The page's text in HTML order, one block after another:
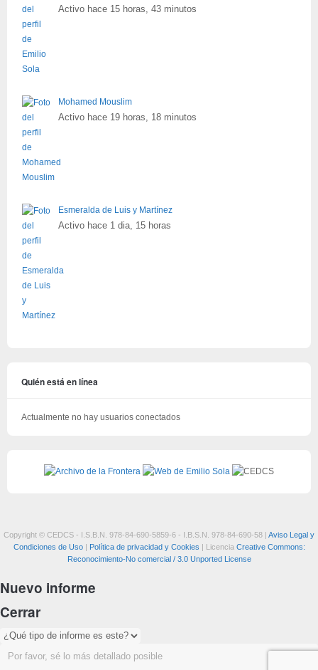
Activo hace 15 horas, 43 minutos
Mohamed Mouslim
Activo hace 19 horas, 18 minutos
Esmeralda de Luis y Martínez
Activo hace 1 dia, 15 horas
Quién está en línea
Actualmente no hay usuarios conectados
Copyright © CEDCS - I.S.B.N. 978-84-690-5859-6 - I.B.S.N. 978-84-690-58 | Aviso Legal y
Condiciones de Uso| Política de privacidad y Cookies | Licencia Creative Commons:
Reconocimiento-No comercial / 3.0 Unported License
Nuevo informe
Cerrar